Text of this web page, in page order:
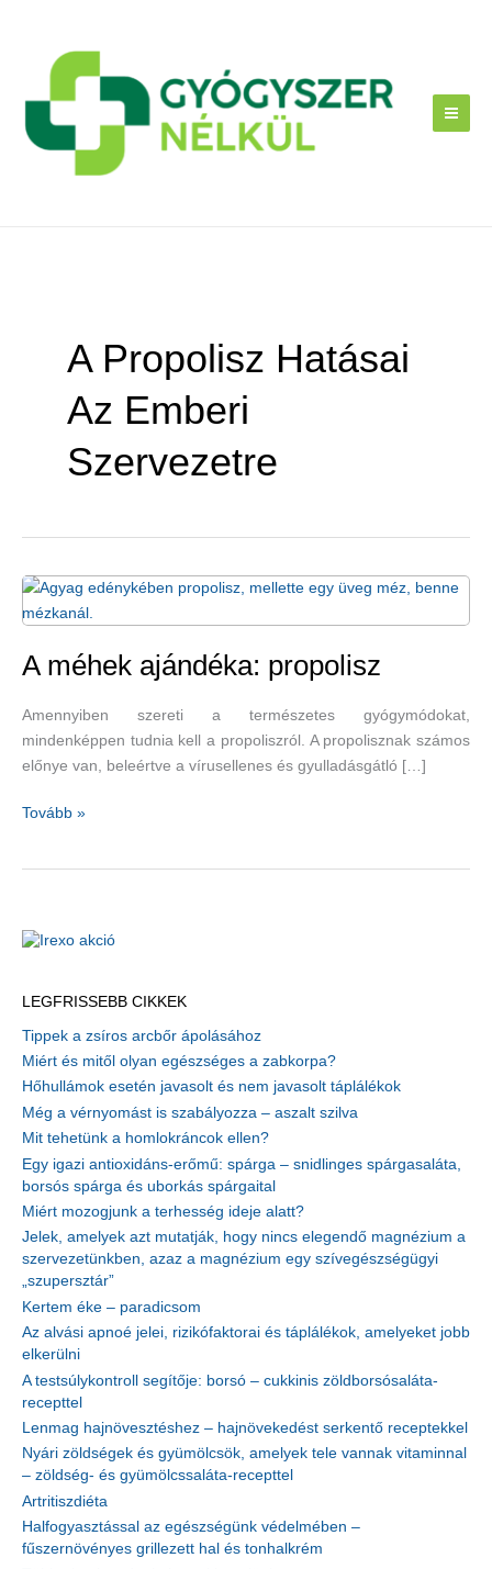
A Propolisz Hatásai
Az Emberi
Szervezetre
A méhek ajándéka: propolisz
Amennyiben szereti a természetes gyógymódokat,
mindenképpen tudnia kell a propoliszról. A propolisznak számos
előnye van, beleértve a vírusellenes és gyulladásgátló […]
A
Tovább »
LEGFRISSEBB CIKKEK
Tippek a zsíros arcbőr ápolásához
Miért és mitől olyan egészséges a zabkorpa?
Hőhullámok esetén javasolt és nem javasolt táplálékok
Még a vérnyomást is szabályozza – aszalt szilva
Mit tehetünk a homlokráncok ellen?
Egy igazi antioxidáns-erőmű: spárga – snidlinges spárgasaláta,
borsós spárga és uborkás spárgaital
Miért mozogjunk a terhesség ideje alatt?
Jelek, amelyek azt mutatják, hogy nincs elegendő magnézium a
szervezetünkben, azaz a magnézium egy szívegészségügyi
„szupersztár”
Kertem éke – paradicsom
Az alvási apnoé jelei, rizikófaktorai és táplálékok, amelyeket jobb
elkerülni
A testsúlykontroll segítője: borsó – cukkinis zöldborsósaláta-
recepttel
Lenmag hajnövesztéshez – hajnövekedést serkentő receptekkel
Nyári zöldségek és gyümölcsök, amelyek tele vannak vitaminnal
– zöldség- és gyümölcssaláta-recepttel
Artritiszdiéta
Halfogyasztással az egészségünk védelmében –
fűszernövényes grillezett hal és tonhalkrém